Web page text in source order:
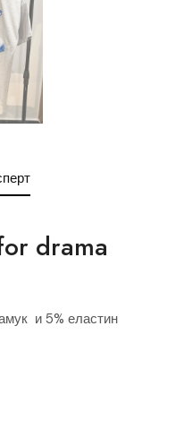
drama
и 5% еластин